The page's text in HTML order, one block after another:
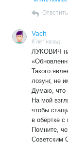
веками, а
должно
будет не
Ответить
Vach
8 лет назад
ЛУКОВИЧ
Такого
лозунг, не
Думаю, что
На мой
чтобы
в обёртке
Помните,
Советским